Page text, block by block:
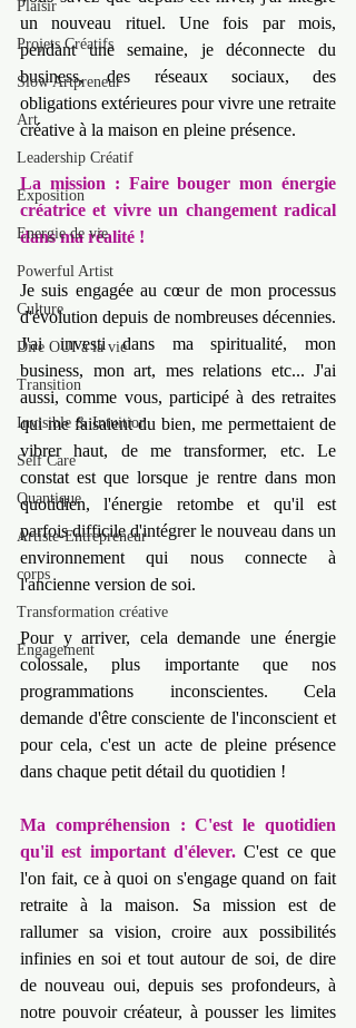
Plaisir
Projets Créatifs
Slow Artpreneur
Art
Leadership Créatif
Exposition
Energie de vie
Powerful Artist
Culture
Dire OUI à la vie
Transition
Invisible & Intuition
Self Care
Quantique
Artiste-Entrepreneur
corps
Transformation créative
Engagement
un nouveau rituel. Une fois par mois,
pendant une semaine, je déconnecte du
business, des réseaux sociaux, des
obligations extérieures pour vivre une retraite
créative à la maison en pleine présence.
La mission : Faire bouger mon énergie
créatrice et vivre un changement radical
dans ma réalité !
Je suis engagée au cœur de mon processus
d'évolution depuis de nombreuses décennies.
J'ai investi dans ma spiritualité, mon
business, mon art, mes relations etc... J'ai
aussi, comme vous, participé à des retraites
qui me faisaient du bien, me permettaient de
vibrer haut, de me transformer, etc. Le
constat est que lorsque je rentre dans mon
quotidien, l'énergie retombe et qu'il est
parfois difficile d'intégrer le nouveau dans un
environnement qui nous connecte à
l'ancienne version de soi.
Pour y arriver, cela demande une énergie
colossale, plus importante que nos
programmations inconscientes. Cela
demande d'être consciente de l'inconscient et
pour cela, c'est un acte de pleine présence
dans chaque petit détail du quotidien !
Ma compréhension : C'est le quotidien
qu'il est important d'élever. C'est ce que
l'on fait, ce à quoi on s'engage quand on fait
retraite à la maison. Sa mission est de
rallumer sa vision, croire aux possibilités
infinies en soi et tout autour de soi, de dire
de nouveau oui, depuis ses profondeurs, à
notre pouvoir créateur, à pousser les limites